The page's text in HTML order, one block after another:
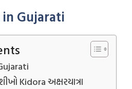
Gujarati
Kidora અક્ષરયાત્રા